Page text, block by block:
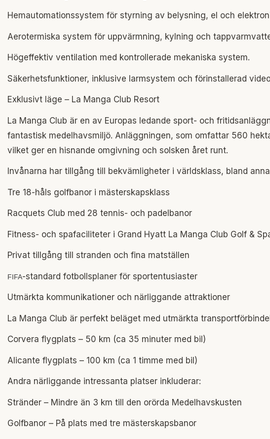
Hemautomationssystem för styrning av belysning, el och
Aerotermiska system för uppvärmning, kylning och
Högeffektiv ventilation med kontrollerade mekaniska system.
Säkerhetsfunktioner, inklusive larmsystem och förinstallerad
Exklusivt läge – La Manga Club Resort
La Manga Club är en av Europas ledande sport- och
fantastisk medelhavsmiljö. Anläggningen, som omfattar 560
vilket ger en hisnande omgivning och solsken året runt.
Invånarna har tillgång till bekvämligheter i världsklass, bland
Tre 18-håls golfbanor i mästerskapsklass
Racquets Club med 28 tennis- och padelbanor
Fitness- och spafaciliteter i Grand Hyatt La Manga Club Golf &
Privat tillgång till stranden och fina matställen
FIFA-standard fotbollsplaner för sportentusiaster
Utmärkta kommunikationer och närliggande attraktioner
La Manga Club är perfekt beläget med utmärkta
Corvera flygplats – 50 km (ca 35 minuter med bil)
Alicante flygplats – 100 km (ca 1 timme med bil)
Andra närliggande intressanta platser inkluderar:
Stränder – Mindre än 3 km till den orörda Medelhavskusten
Golfbanor – På plats med tre mästerskapsbanor